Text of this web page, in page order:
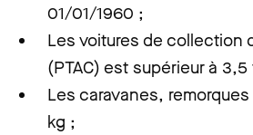
01/01/1960 ;
Les voitures de collection
(PTAC) est supérieur à
Les caravanes,
kg ;